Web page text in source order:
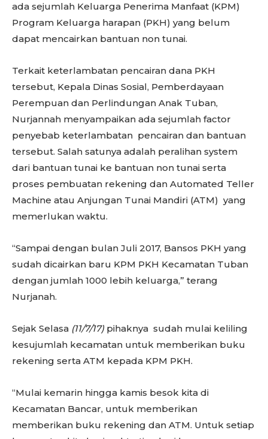
ada sejumlah Keluarga Penerima Manfaat (KPM)
Program Keluarga harapan (PKH) yang belum
dapat mencairkan bantuan non tunai.
Terkait keterlambatan pencairan dana PKH
tersebut, Kepala Dinas Sosial, Pemberdayaan
Perempuan dan Perlindungan Anak Tuban,
Nurjannah menyampaikan ada sejumlah factor
penyebab keterlambatan pencairan dan bantuan
tersebut. Salah satunya adalah peralihan system
dari bantuan tunai ke bantuan non tunai serta
proses pembuatan rekening dan Automated Teller
Machine atau Anjungan Tunai Mandiri (ATM) yang
memerlukan waktu.
“Sampai dengan bulan Juli 2017, Bansos PKH yang
sudah dicairkan baru KPM PKH Kecamatan Tuban
dengan jumlah 1000 lebih keluarga,” terang
Nurjanah.
Sejak Selasa (11/7/17) pihaknya sudah mulai keliling
kesujumlah kecamatan untuk memberikan buku
rekening serta ATM kepada KPM PKH.
“Mulai kemarin hingga kamis besok kita di
Kecamatan Bancar, untuk memberikan
memberikan buku rekening dan ATM. Untuk setiap